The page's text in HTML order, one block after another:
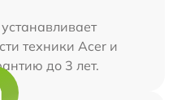
техники Acer и
до 3 лет.